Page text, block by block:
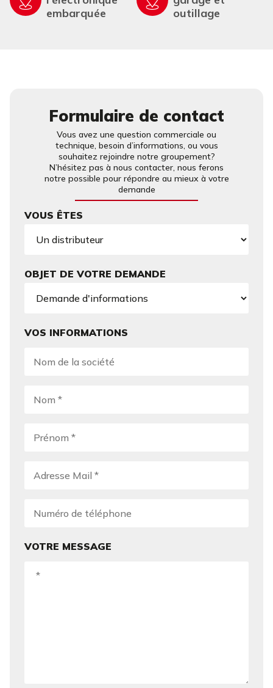
embarquée
outillage
Formulaire de contact
Vous avez une question commerciale ou
technique, besoin d’informations, ou vous
souhaitez rejoindre notre groupement?
N’hésitez pas à nous contacter, nous ferons
notre possible pour répondre au mieux à votre
demande
VOUS ÊTES
OBJET DE VOTRE DEMANDE
VOS INFORMATIONS
VOTRE MESSAGE